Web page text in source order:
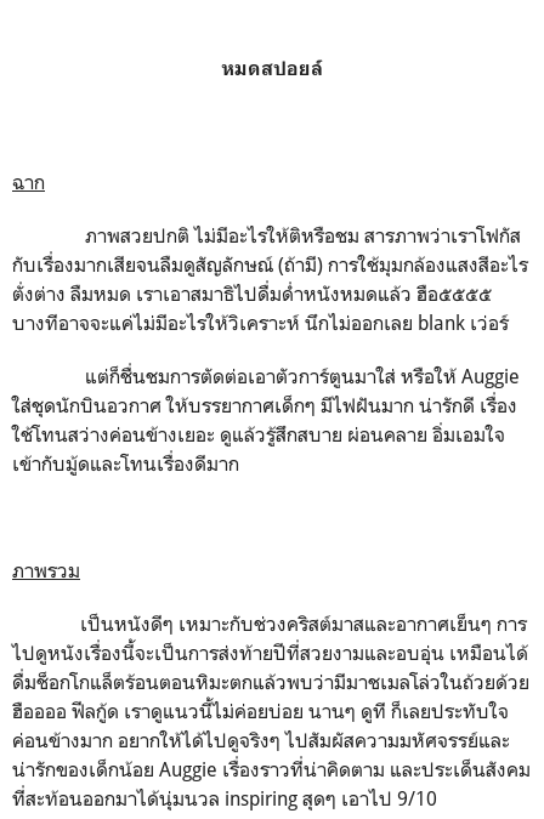
หมดสปอยล์
ฉาก
ภาพสวยปกติ ไม่มีอะไรให้ติหรือชม สารภาพว่าเราโฟกัส
กับเรื่องมากเสียจนลืมดูสัญลักษณ์ (ถ้ามี) การใช้มุมกล้องแสงสีอะไร
ตั่งต่าง ลืมหมด เราเอาสมาธิไปดื่มด่ำหนังหมดแล้ว ฮือ๕๕๕๕
บางทีอาจจะแค่ไม่มีอะไรให้วิเคราะห์ นึกไม่ออกเลย blank เว่อร์
แต่ก็ชื่นชมการตัดต่อเอาตัวการ์ตูนมาใส่ หรือให้ Auggie
ใส่ชุดนักบินอวกาศ ให้บรรยากาศเด็กๆ มีไฟฝันมาก น่ารักดี เรื่อง
ใช้โทนสว่างค่อนข้างเยอะ ดูแล้วรู้สึกสบาย ผ่อนคลาย อิ่มเอมใจ
เข้ากับมู้ดและโทนเรื่องดีมาก
ภาพรวม
เป็นหนังดีๆ เหมาะกับช่วงคริสต์มาสและอากาศเย็นๆ การ
ไปดูหนังเรื่องนี้จะเป็นการส่งท้ายปีที่สวยงามและอบอุ่น เหมือนได้
ดื่มช็อกโกแล็ตร้อนตอนหิมะตกแล้วพบว่ามีมาชเมลโล่วในถ้วยด้วย
ฮืออออ ฟีลกู้ด เราดูแนวนี้ไม่ค่อยบ่อย นานๆ ดูที ก็เลยประทับใจ
ค่อนข้างมาก อยากให้ได้ไปดูจริงๆ ไปสัมผัสความมหัศจรรย์และ
น่ารักของเด็กน้อย Auggie เรื่องราวที่น่าคิดตาม และประเด็นสังคม
ที่สะท้อนออกมาได้นุ่มนวล inspiring สุดๆ เอาไป 9/10